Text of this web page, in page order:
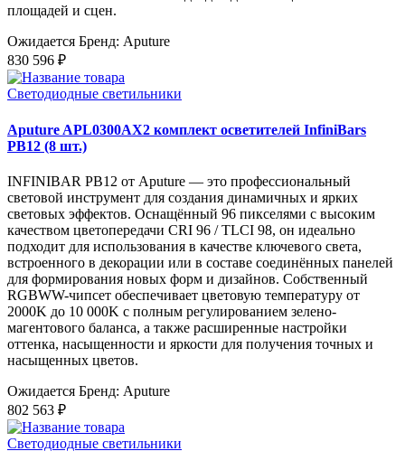
площадей и сцен.
Ожидается Бренд: Aputure
830 596 ₽
Светодиодные светильники
Aputure APL0300AX2 комплект осветителей InfiniBars
PB12 (8 шт.)
INFINIBAR PB12 от Aputure — это профессиональный
световой инструмент для создания динамичных и ярких
световых эффектов. Оснащённый 96 пикселями с высоким
качеством цветопередачи CRI 96 / TLCI 98, он идеально
подходит для использования в качестве ключевого света,
встроенного в декорации или в составе соединённых панелей
для формирования новых форм и дизайнов. Собственный
RGBWW-чипсет обеспечивает цветовую температуру от
2000K до 10 000K с полным регулированием зелено-
магентового баланса, а также расширенные настройки
оттенка, насыщенности и яркости для получения точных и
насыщенных цветов.
Ожидается Бренд: Aputure
802 563 ₽
Светодиодные светильники